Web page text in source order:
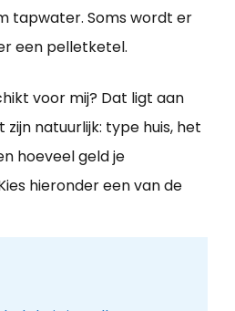
tapwater. Soms wordt er
een pelletketel.
voor mij? Dat ligt aan
natuurlijk: type huis, het
hoeveel geld je
hieronder een van de